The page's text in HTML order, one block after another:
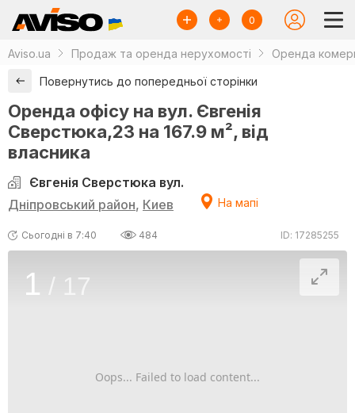
0
Aviso.ua Продаж та оренда нерухомості Оренда
Повернутись до попередньої сторінки
Оренда офісу на вул. Євгенія
Сверстюка,23 на 167.9 м², від
власника
Євгенія Сверстюка вул.
Дніпровський район, Киев На мапі
Сьогодні в 7:40 484 ID: 17285255
Oops... Failed to load content...
1 / 17